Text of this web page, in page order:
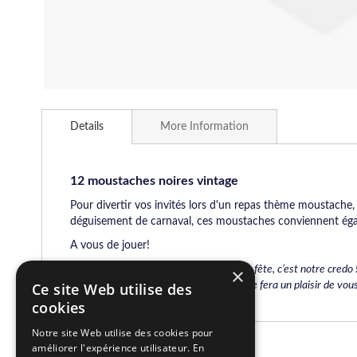
to
gallery
Details
12 moustaches noires vintage
Pour divertir vos invités lors d'un repas thème
déguisement de carnaval, ces moustaches conviennent
A vous de jouer!
Un engagement sérieux au service de la fête, c’est notre
plus attractifs du marché, notre équipe se fera un plaisir de
More Information
Related Products
×
Ce site Web utilise des
cookies
Notre site Web utilise des cookies pour
améliorer l'expérience utilisateur. En